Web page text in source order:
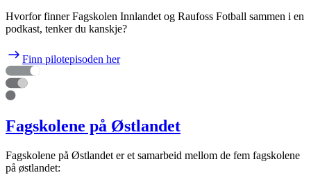
Hvorfor finner Fagskolen Innlandet og Raufoss Fotball sammen i en
podkast, tenker du kanskje?
Finn pilotepisoden her
Fagskolene på Østlandet
Fagskolene på Østlandet er et samarbeid mellom de fem fagskolene
på østlandet: